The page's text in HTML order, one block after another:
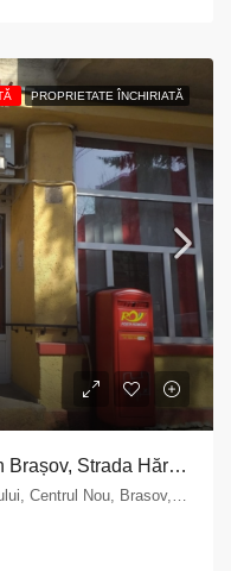
PROPRIETATE ÎNCHIRIATĂ
Spațiu Comercial de Închiriat în Brașov, Strada Hărmanului nr. 15 A
Oficiul Poștal 9, 15A, Strada Hărmanului, Centrul Nou, Brasov, Zona Metropolitană Brașov, Brașov, 500580, Romania